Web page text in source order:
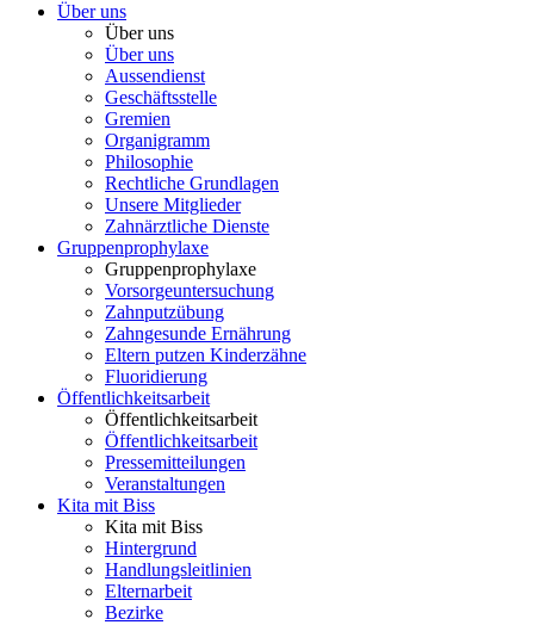
Über uns
Über uns
Über uns
Aussendienst
Geschäftsstelle
Gremien
Organigramm
Philosophie
Rechtliche Grundlagen
Unsere Mitglieder
Zahnärztliche Dienste
Gruppenprophylaxe
Gruppenprophylaxe
Vorsorgeuntersuchung
Zahnputzübung
Zahngesunde Ernährung
Eltern putzen Kinderzähne
Fluoridierung
Öffentlichkeitsarbeit
Öffentlichkeitsarbeit
Öffentlichkeitsarbeit
Pressemitteilungen
Veranstaltungen
Kita mit Biss
Kita mit Biss
Hintergrund
Handlungsleitlinien
Elternarbeit
Bezirke